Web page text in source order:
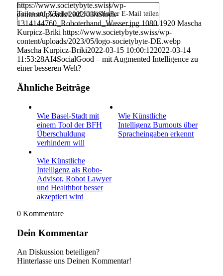
Teilen auf XTeilen auf LinkedInPer E-Mail teilen
https://www.societybyte.swiss/wp-
content/uploads/2022/03/iStock-
1314144760_Roboterhand_Wasser.jpg 1080 1920 Mascha
Kurpicz-Briki https://www.societybyte.swiss/wp-
content/uploads/2023/05/logo-societybyte-DE.webp
Mascha Kurpicz-Briki2022-03-15 10:00:122022-03-14
11:53:28AI4SocialGood – mit Augmented Intelligence zu
einer besseren Welt?
Ähnliche Beiträge
Wie Basel-Stadt mit
einem Tool der BFH
Überschuldung
verhindern will
Wie Künstliche
Intelligenz Burnouts über
Spracheingaben erkennt
Wie Künstliche
Intelligenz als Robo-
Advisor, Robot Lawyer
und Healthbot besser
akzeptiert wird
0 Kommentare
Dein Kommentar
An Diskussion beteiligen?
Hinterlasse uns Deinen Kommentar!